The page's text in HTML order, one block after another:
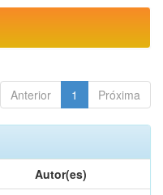
Anterior 1 Próxima
Autor(es)